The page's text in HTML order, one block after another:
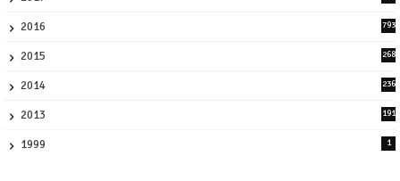
2016
793
2015
268
2014
236
2013
191
1999 1